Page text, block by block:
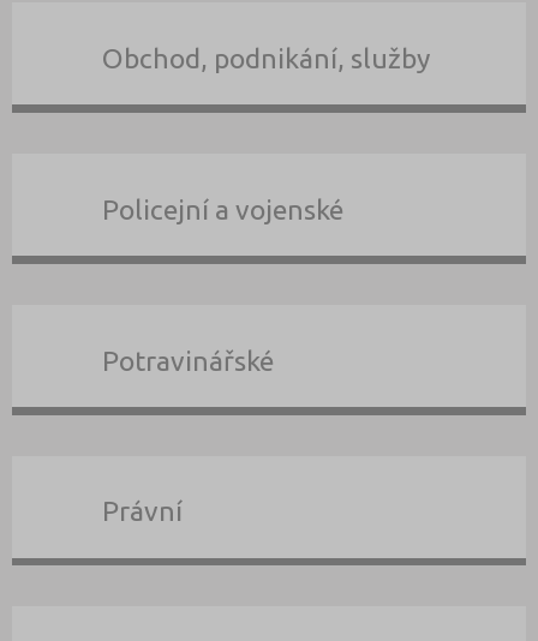
Obchod, podnikání, služby
Policejní a vojenské
Potravinářské
Právní